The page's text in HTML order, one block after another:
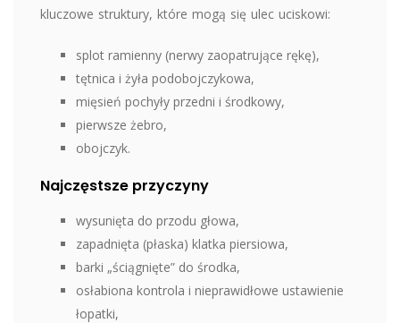
kluczowe struktury, które mogą się ulec uciskowi:
splot ramienny (nerwy zaopatrujące rękę),
tętnica i żyła podobojczykowa,
mięsień pochyły przedni i środkowy,
pierwsze żebro,
obojczyk.
Najczęstsze przyczyny
wysunięta do przodu głowa,
zapadnięta (płaska) klatka piersiowa,
barki „ściągnięte” do środka,
osłabiona kontrola i nieprawidłowe ustawienie
łopatki,